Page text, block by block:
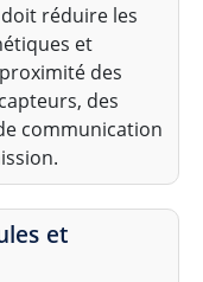
réduire les
et
des
des
communication
et